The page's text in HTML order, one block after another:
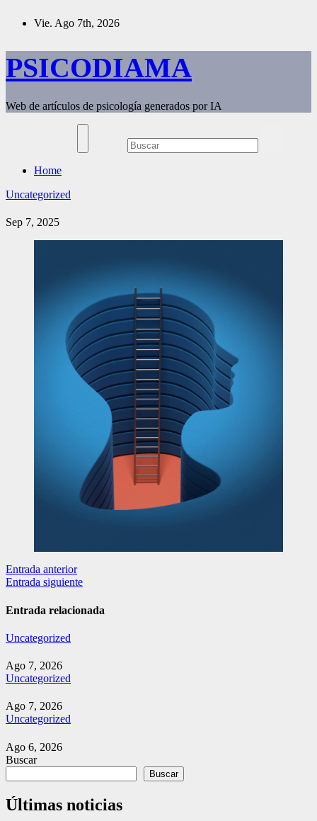
Vie. Ago 7th, 2026
PSICODIAMA
Web de artículos de psicología generados por IA
Home
Uncategorized
Sep 7, 2025
Navegación
de
entradas
Entrada anterior
Entrada siguiente
Entrada relacionada
Uncategorized
Ago 7, 2026
Uncategorized
Ago 7, 2026
Uncategorized
Ago 6, 2026
Buscar
Buscar
Últimas noticias